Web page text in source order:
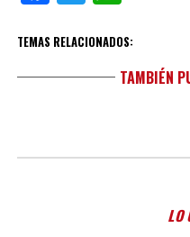
TEMAS RELACIONADOS:
TAMBIÉN
LO